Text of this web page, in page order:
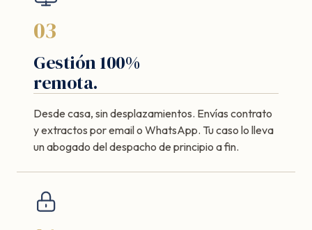
03
Gestión 100%
remota.
Desde casa, sin desplazamientos. Envías contrato
y extractos por email o WhatsApp. Tu caso lo lleva
un abogado del despacho de principio a fin.